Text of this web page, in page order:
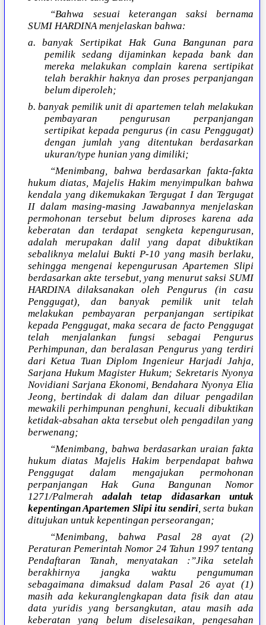
“Bahwa sesuai keterangan saksi bernama
SUMI HARDINA menjelaskan bahwa:
a. banyak Sertipikat Hak Guna Bangunan para
pemilik sedang dijaminkan kepada bank dan
mereka melakukan complain karena sertipikat
telah berakhir haknya dan proses perpanjangan
belum diperoleh;
b. banyak pemilik unit di apartemen telah melakukan
pembayaran pengurusan perpanjangan
sertipikat kepada pengurus (in casu Penggugat)
dengan jumlah yang ditentukan berdasarkan
ukuran/type hunian yang dimiliki;
“Menimbang, bahwa berdasarkan fakta-fakta
hukum diatas, Majelis Hakim menyimpulkan bahwa
kendala yang dikemukakan Tergugat I dan Tergugat
II dalam masing-masing Jawabannya menjelaskan
permohonan tersebut belum diproses karena ada
keberatan dan terdapat sengketa kepengurusan,
adalah merupakan dalil yang dapat dibuktikan
sebaliknya melalui Bukti P-10 yang masih berlaku,
sehingga mengenai kepengurusan Apartemen Slipi
berdasarkan akte tersebut, yang menurut saksi SUMI
HARDINA dilaksanakan oleh Pengurus (in casu
Penggugat), dan banyak pemilik unit telah
melakukan pembayaran perpanjangan sertipikat
kepada Penggugat, maka secara de facto Penggugat
telah menjalankan fungsi sebagai Pengurus
Perhimpunan, dan beralasan Pengurus yang terdiri
dari Ketua Tuan Diplom Ingenieur Harjadi Jahja,
Sarjana Hukum Magister Hukum; Sekretaris Nyonya
Novidiani Sarjana Ekonomi, Bendahara Nyonya Elia
Jeong, bertindak di dalam dan diluar pengadilan
mewakili perhimpunan penghuni, kecuali dibuktikan
ketidak-absahan akta tersebut oleh pengadilan yang
berwenang;
“Menimbang, bahwa berdasarkan uraian fakta
hukum diatas Majelis Hakim berpendapat bahwa
Penggugat dalam mengajukan permohonan
perpanjangan Hak Guna Bangunan Nomor
1271/Palmerah adalah tetap didasarkan untuk
kepentingan Apartemen Slipi itu sendiri, serta bukan
ditujukan untuk kepentingan perseorangan;
“Menimbang, bahwa Pasal 28 ayat (2)
Peraturan Pemerintah Nomor 24 Tahun 1997 tentang
Pendaftaran Tanah, menyatakan :”Jika setelah
berakhirnya jangka waktu pengumuman
sebagaimana dimaksud dalam Pasal 26 ayat (1)
masih ada kekuranglengkapan data fisik dan atau
data yuridis yang bersangkutan, atau masih ada
keberatan yang belum diselesaikan, pengesahan